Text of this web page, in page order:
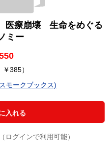
療崩壊 生命をめぐる
ミー
￥385）
モークブックス)
入れる
ログインで利用可能）